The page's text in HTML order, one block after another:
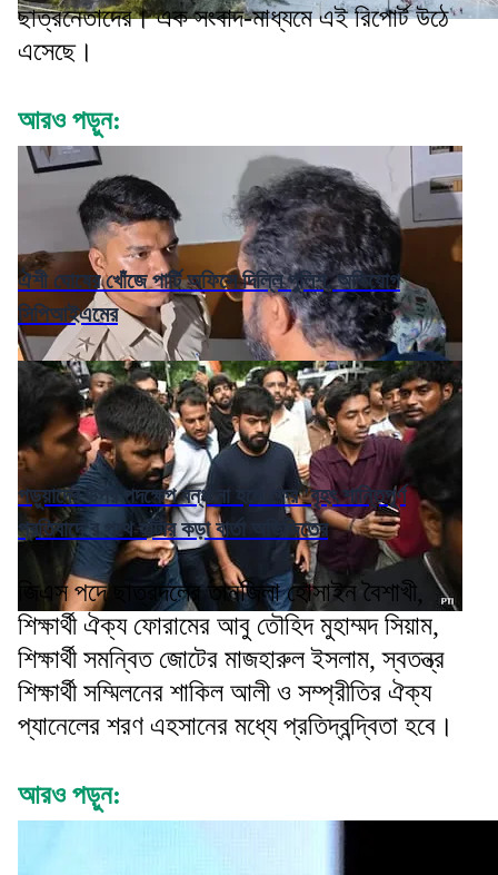
ছাত্রনেতাদের। এক সংবাদ-মাধ্যমে এই রিপোর্ট উঠে
এসেছে।
আরও পড়ুন:
ঐশী ঘোষের খোঁজে পার্টি অফিসে দিল্লি পুলিশ, অভিযোগ
সিপিআইএমের
পড়ুয়াদের উপর পদক্ষেপ বন্ধ না হলে ফের 'বৃহৎ শান্তিপূর্ণ
প্রতিবাদে'র পথে হাঁটার কড়া বার্তা অভিজিতের
জিএস পদে ছাত্রদলের তানজিলা হোসাইন বৈশাখী,
শিক্ষার্থী ঐক্য ফোরামের আবু তৌহিদ মুহাম্মদ সিয়াম,
শিক্ষার্থী সমন্বিত জোটের মাজহারুল ইসলাম, স্বতন্ত্র
শিক্ষার্থী সম্মিলনের শাকিল আলী ও সম্প্রীতির ঐক্য
প্যানেলের শরণ এহসানের মধ্যে প্রতিদ্বন্দ্বিতা হবে।
আরও পড়ুন: